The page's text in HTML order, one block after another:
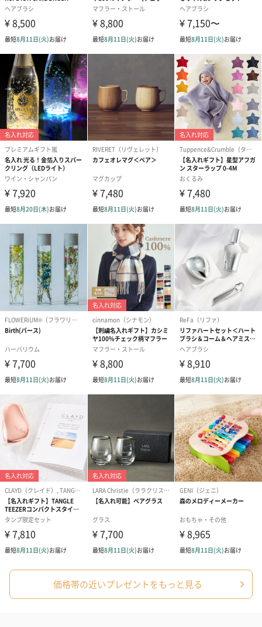
商品の形質上、のしを直接添付できない商品にのし風のカードを
同梱します。
※のし下はご記入いただけません。
※カードのデザインは一部変更する場合があります。
結婚祝い（御結婚御
祝）（110円）
出産祝い（御出産御
内祝い_蝶結
（110円）
結婚祝いギフトへの＋αにおすすめです。新生活を彩るギフトオプ
ションをご用意いたしました。
商品と同梱してお届けいたします。
ブライダルロリポップ
ドレス（いちご味)
ブライダルロリポップ
タキシード（コーラ味)
今治タオルケ
ンドタオル・
タオル）（
生花
生花のブーケを同梱します。
※9-15時にご注文いただく場合、最短のお届け可能日が通常より
も1日遅くなります。
シーズンブーケ（ひま
ブーケ（ホワイトグリ
ブーケ（ピン
価格帯の近いプレゼントをもっと見る